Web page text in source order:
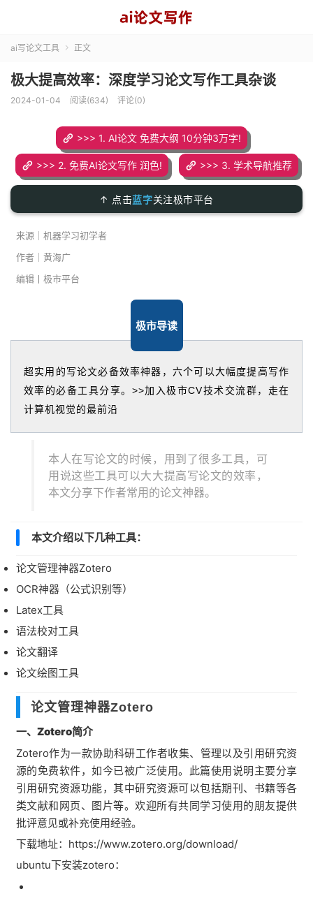
ai写论文工具  正文
极大提高效率：深度学习论文写作工具杂谈
2024-01-04 阅读(634) 评论(0)
>>> 1. AI论文 免费大纲 10分钟3万字!
>>> 2. 免费AI论文写作 润色! >>> 3. 学术导航推荐
↑ 点击蓝字关注极市平台
来源｜机器学习初学者
作者｜黄海广
编辑丨极市平台
极市导读
超实用的写论文必备效率神器，六个可以大幅度提高写作
效率的必备工具分享。 >>加入极市CV技术交流群，走在
计算机视觉的最前沿
本人在写论文的时候，用到了很多工具，可
用说这些工具可以大大提高写论文的效率，
本文分享下作者常用的论文神器。
本文介绍以下几种工具：
论文管理神器Zotero
OCR神器（公式识别等）
Latex工具
语法校对工具
论文翻译
论文绘图工具
论文管理神器Zotero
一、Zotero简介
Zotero作为一款协助科研工作者收集、管理以及引用研究资
源的免费软件，如今已被广泛使用。此篇使用说明主要分享
引用研究资源功能，其中研究资源可以包括期刊、书籍等各
类文献和网页、图片等。欢迎所有共同学习使用的朋友提供
批评意见或补充使用经验。
下载地址：https://www.zotero.org/download/
ubuntu下安装zotero：